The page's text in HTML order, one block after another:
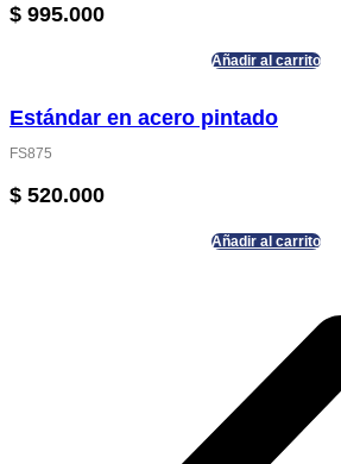
$ 995.000
Añadir al carrito
Estándar en acero pintado
FS875
$ 520.000
Añadir al carrito